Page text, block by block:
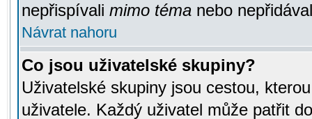
nepřispívali mimo téma nebo
Návrat nahoru
Co jsou uživatelské skupiny?
Uživatelské skupiny jsou cestou,
uživatele. Každý uživatel může patřit